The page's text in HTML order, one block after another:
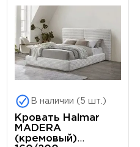
В наличии (5 шт.)
Кровать Halmar
MADERA
(кремовый)